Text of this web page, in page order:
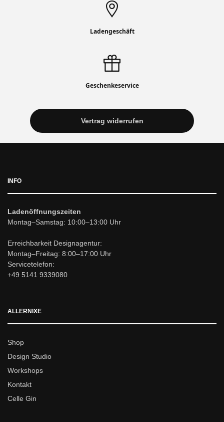
Ladengeschäft
Geschenkeservice
Vertrag widerrufen
INFO
Ladenöffnungszeiten
Montag–Samstag: 10:00–13:00 Uhr
Erreichbarkeit Designagentur:
Montag–Freitag: 8:00–17:00 Uhr
Servicetelefon:
+49 5141 9339080
ALLERNIXE
Shop
Design Studio
Workshops
Kontakt
Celle Gin